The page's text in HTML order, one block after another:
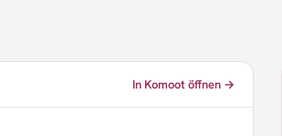
In Komoot öffnen →